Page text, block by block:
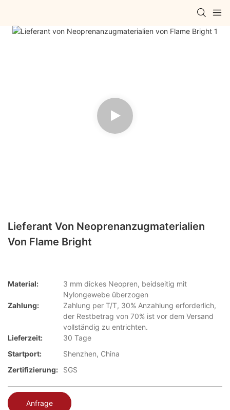
Lieferant Von Neoprenanzugmaterialien
Von Flame Bright
Material:
3 mm dickes Neopren, beidseitig mit
Nylongewebe überzogen
Zahlung:
Zahlung per T/T, 30% Anzahlung erforderlich,
der Restbetrag von 70% ist vor dem Versand
vollständig zu entrichten.
Lieferzeit:
30 Tage
Startport:
Shenzhen, China
Zertifizierung:
SGS
Anfrage